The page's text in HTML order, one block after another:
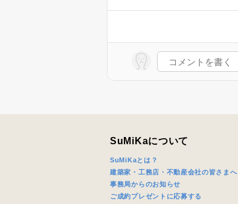
SuMiKaについて
SuMiKaとは？
建築家・工務店・不動産会社の皆さまへ
事務局からのお知らせ
ご成約プレゼントに応募する